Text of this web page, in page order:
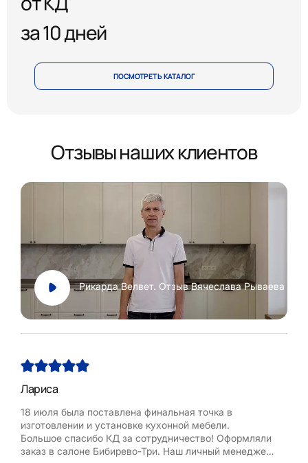
за 10 дней
ПОСМОТРЕТЬ КАТАЛОГ
Отзывы наших клиентов
Рикарда Велвет. Отзыв Вячеслава Рываева
Лариса
18 июля была поставлена финальная точка в
изготовлении и установке кухонной мебели.
Большое спасибо КД за сотрудничество! Оформляли
заказ в салоне Бибирево-Три. Наш личный менеджер